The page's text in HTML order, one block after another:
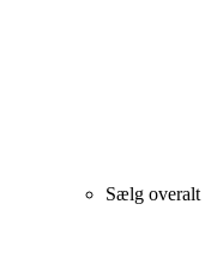
Sælg overalt